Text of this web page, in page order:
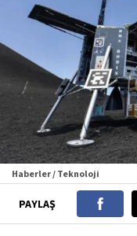
Haberler / Teknoloji
PAYLAŞ